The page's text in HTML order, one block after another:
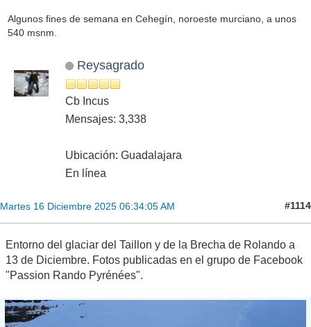
Algunos fines de semana en Cehegín, noroeste murciano, a unos
540 msnm.
Reysagrado
Cb Incus
Mensajes: 3,338
Ubicación: Guadalajara
En línea
Martes 16 Diciembre 2025 06:34:05 AM #1114
Entorno del glaciar del Taillon y de la Brecha de Rolando a
13 de Diciembre. Fotos publicadas en el grupo de Facebook
"Passion Rando Pyrénées".